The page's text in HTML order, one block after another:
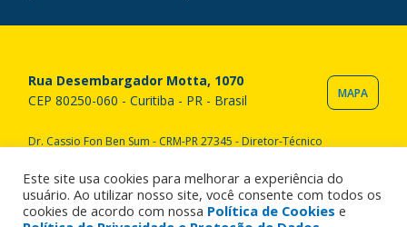
Rua Desembargador Motta, 1070
CEP 80250-060 - Curitiba - PR - Brasil
MAPA
Dr. Cassio Fon Ben Sum - CRM-PR 27345 - Diretor-Técnico
reservados. All rights reserved.
Este site usa cookies para melhorar a experiência do
usuário. Ao utilizar nosso site, você consente com todos os
cookies de acordo com nossa Política de Cookies e